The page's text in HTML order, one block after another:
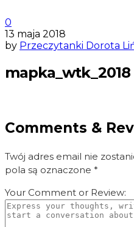
0
13 maja 2018
by Przeczytanki Dorota
mapka_wtk_2018
Comments &
Twój adres email nie
pola są oznaczone *
Your Comment or Review: